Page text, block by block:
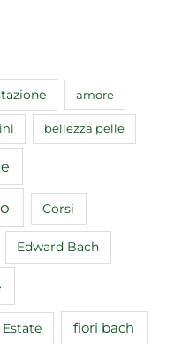
amore
bellezza pelle
Corsi
Edward Bach
Estate fiori bach